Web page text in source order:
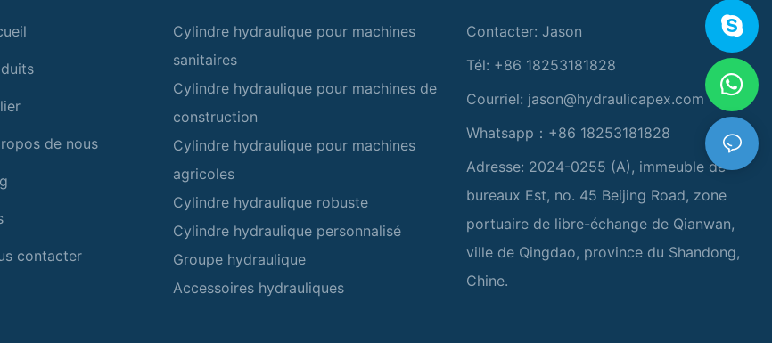
de nous
contacter
Cylindre hydraulique pour machines
sanitaires
Cylindre hydraulique pour machines de
construction
Cylindre hydraulique pour machines
agricoles
Cylindre hydraulique robuste
Cylindre hydraulique personnalisé
Groupe hydraulique
Accessoires hydrauliques
Contacter: Jason
Tél: +86 18253181828
Courriel: jason@hydraulicapex.com
Whatsapp：+86 18253181828
Adresse: 2024-0255 (A), immeuble de
bureaux Est, no. 45 Beijing Road, zone
portuaire de libre-échange de Qianwan,
ville de Qingdao, province du Shandong,
Chine.